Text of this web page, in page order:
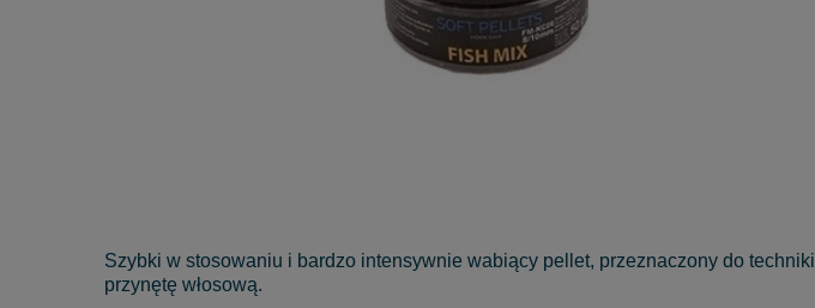
Szybki w stosowaniu i bardzo intensywnie wabiący pellet, przeznaczony do techniki
przynętę włosową.